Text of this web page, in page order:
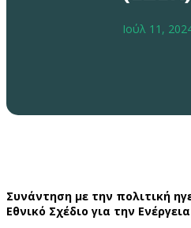
Ιούλ 11,
Συνάντηση με την πολιτική
Εθνικό Σχέδιο για την